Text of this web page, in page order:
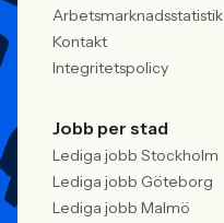
Arbetsmarknadsstatistik
Kontakt
Integritetspolicy
Jobb per stad
Lediga jobb Stockholm
Lediga jobb Göteborg
Lediga jobb Malmö